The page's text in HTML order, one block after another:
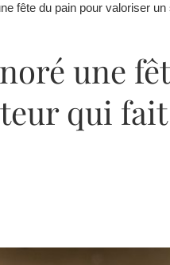
fête du pain pour valoriser
une
qui fait